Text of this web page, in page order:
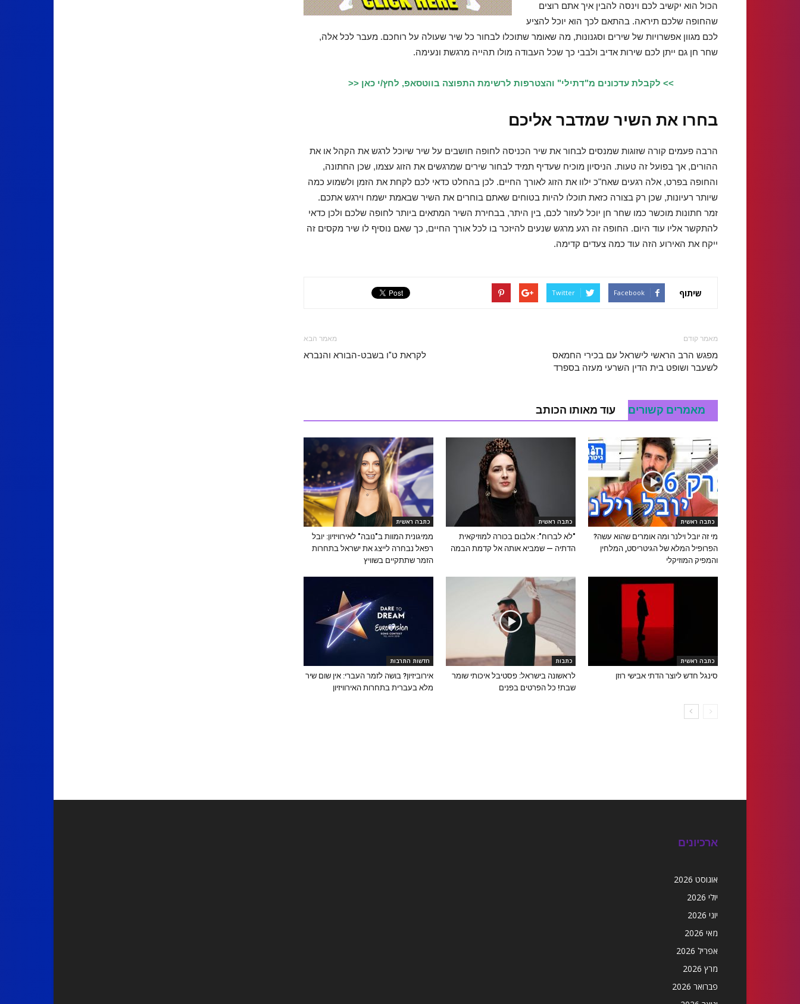
הכול הוא יקשיב לכם וינסה להבין איך אתם רוצים
שהחופה שלכם תיראה. בהתאם לכך הוא יוכל להציע
לכם מגוון אפשרויות של שירים וסגנונות, מה שאומר שתוכלו לבחור כל שיר שעולה על רוחכם. מעבר לכל אלה,
שחר חן גם ייתן לכם שירות אדיב ולבבי כך שכל העבודה מולו תהייה מרגשת ונעימה.
>> לקבלת עדכונים מ"דתילי" והצטרפות לרשימת התפוצה בווטסאפ, לחץ/י כאן <<
בחרו את השיר שמדבר אליכם
הרבה פעמים קורה שזוגות שמנסים לבחור את שיר הכניסה לחופה חושבים על שיר שיוכל לרגש את הקהל או את
ההורים, אך בפועל זה טעות. הניסיון מוכיח שעדיף תמיד לבחור שירים שמרגשים את הזוג עצמו, שכן החתונה,
והחופה בפרט, אלה רגעים שאח"כ ילוו את הזוג לאורך החיים. לכן בהחלט כדאי לכם לקחת את הזמן ולשמוע כמה
שיותר רעיונות, שכן רק בצורה כזאת תוכלו להיות בטוחים שאתם בוחרים את השיר שבאמת ישמח וירגש אתכם.
זמר חתונות מוכשר כמו שחר חן יוכל לעזור לכם, בין היתר, בבחירת השיר המתאים ביותר לחופה שלכם ולכן כדאי
להתקשר אליו עוד היום. החופה זה רגע מרגש שנעים להיזכר בו לכל אורך החיים, כך שאם נוסיף לו שיר מקסים זה
ייקח את האירוע הזה עוד כמה צעדים קדימה.
שיתוף Facebook
Twitter
מאמר קודם
מפגש הרב הראשי לישראל עם בכירי החמאס
לשעבר ושופט בית הדין השרעי מעזה בספרד
מאמר הבא
לקראת ט"ו בשבט-הבורא והנברא
מאמרים קשורים עוד מאותו הכותב
כתבה ראשית
מי זה יובל וילנר ומה אומרים שהוא עשה?
הפרופיל המלא של הגיטריסט, המלחין
והמפיק המוזיקלי
כתבה ראשית
"לא לברוח": אלבום בכורה למוזיקאית
הדתיה — שמביא אותה אל קדמת הבמה
כתבה ראשית
ממיגונית המוות ב"נובה" לאירוויזיון: יובל
רפאל נבחרה לייצג את ישראל בתחרות
הזמר שתתקיים בשוויץ
כתבה ראשית
סינגל חדש ליוצר הדתי אבישי רוזן
כתבות
לראשונה בישראל: פסטיבל איכותי שומר
שבת! כל הפרטים בפנים
חדשות התרבות
אירוביזיון? בושה לזמר העברי: אין שום שיר
מלא בעברית בתחרות האירוויזיון
ארכיונים
אוגוסט 2026
יולי 2026
יוני 2026
מאי 2026
אפריל 2026
מרץ 2026
פברואר 2026